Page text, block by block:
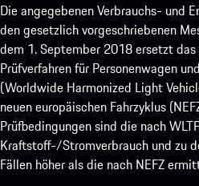
Die angegebenen Verbrauchs- und
den gesetzlich vorgeschriebenen
dem 1. September 2018 ersetzt
Prüfverfahren für Personenwagen
(Worldwide Harmonized Light
neuen europäischen Fahrzyklus
Prüfbedingungen sind die nach
Kraftstoff-/Stromverbrauch und zu
Fällen höher als die nach NEFZ